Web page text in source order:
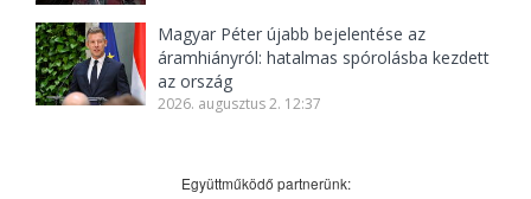
Magyar Péter újabb bejelentése az
áramhiányról: hatalmas spórolásba kezdett
az ország
2026. augusztus 2. 12:37
Együttműködő partnerünk: